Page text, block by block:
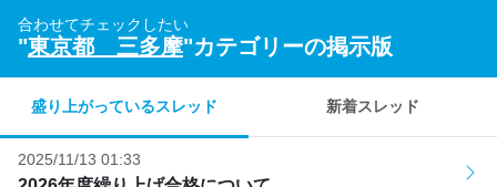
合わせてチェックしたい
"東京都 三多摩"カテゴリーの掲示版
盛り上がっているスレッド 新着スレッド
2025/11/13 01:33